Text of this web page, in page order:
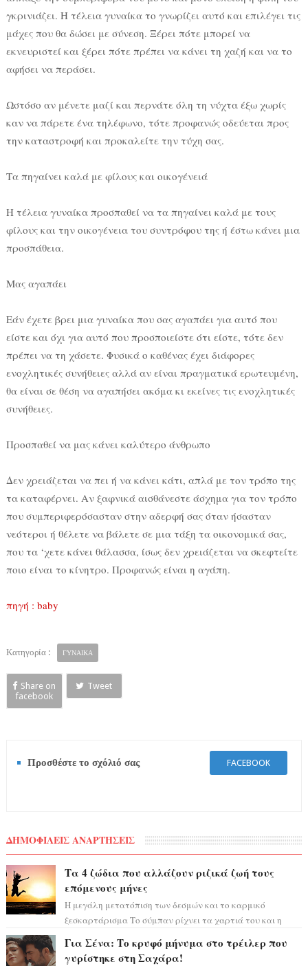
γκρινιάζει. Η τέλεια γυναίκα το γνωρίζει αυτό και επιλέγει τις
μάχες που θα δώσει με σύνεση. Ξέρει πότε μπορεί να
εκνευριστεί και ξέρει πότε πρέπει να κάνει τη χαζή και να το
αφήσει να περάσει.
Ωστόσο αν μένετε μαζί και περνάτε όλη τη νύχτα έξω χωρίς
καν να πάρετε ένα τηλέφωνο, τότε προφανώς οδεύεται προς
την καταστροφή και προκαλείτε την τύχη σας.
Τα πηγαίνει καλά με φίλους και οικογένειά
Η τέλεια γυναίκα προσπαθεί να τα πηγαίνει καλά με τους
φίλους και την οικογένεια του συντρόφου της ή έστω κάνει μια
προσπάθεια.
Μας αγαπάει
Εάν έχετε βρει μια γυναίκα που σας αγαπάει για αυτό που
είστε και όχι για αυτό που προσποιείστε ότι είστε, τότε δεν
πρέπει να τη χάσετε. Φυσικά ο καθένας έχει διάφορες
ενοχλητικές συνήθειες αλλά αν είναι πραγματικά ερωτευμένη,
θα είναι σε θέση να αγαπήσει ακόμα κι εκείνες τις ενοχλητικές
συνήθειες.
Προσπαθεί να μας κάνει καλύτερο άνθρωπο
Δεν χρειάζεται να πει ή να κάνει κάτι, απλά με τον τρόπο της
τα καταφέρνει. Αν ξαφνικά αισθάνεστε άσχημα για τον τρόπο
που συμπεριφερόσασταν στην αδερφή σας όταν ήσασταν
νεότεροι ή θέλετε να βάλετε σε μια τάξη τα οικονομικά σας,
που τα ‘χετε κάνει θάλασσα, ίσως δεν χρειάζεται να σκεφτείτε
ποιο είναι το κίνητρο. Προφανώς είναι η αγάπη.
πηγή : baby
Κατηγορία : ΓΥΝΑΙΚΑ
Share on
facebook
Tweet
Προσθέστε το σχόλιό σας FACEBOOK
ΔΗΜΟΦΙΛΕΙΣ ΑΝΑΡΤΗΣΕΙΣ
Τα 4 ζώδια που αλλάζουν ριζικά ζωή τους
επόμενους μήνες
Η μεγάλη μετατόπιση των δεσμών και το καρμικό
ξεσκαρτάρισμα Το σύμπαν ρίχνει τα χαρτιά του και η
Για Σένα: Το κρυφό μήνυμα στο τρέιλερ που
γυρίστηκε στη Σαχάρα!